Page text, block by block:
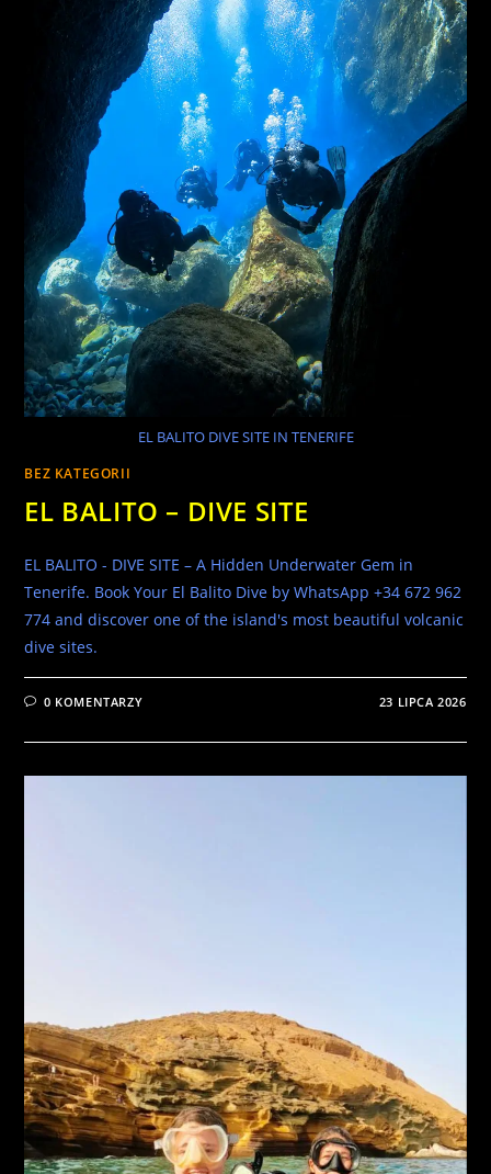
EL BALITO DIVE SITE IN TENERIFE
BEZ KATEGORII
EL BALITO – DIVE SITE
EL BALITO - DIVE SITE – A Hidden Underwater Gem in
Tenerife. Book Your El Balito Dive by WhatsApp +34 672 962
774 and discover one of the island's most beautiful volcanic
dive sites.
0 KOMENTARZY 23 LIPCA 2026